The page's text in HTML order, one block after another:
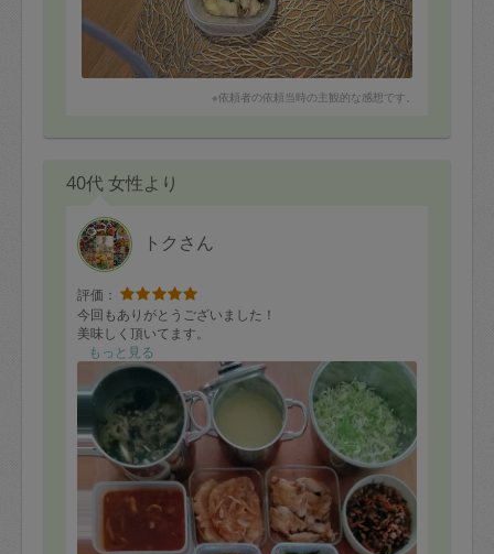
※依頼者の依頼当時の主観的な感想です。
40代 女性より
トクさん
評価：
今回もありがとうございました！
美味しく頂いてます。
もっと見る